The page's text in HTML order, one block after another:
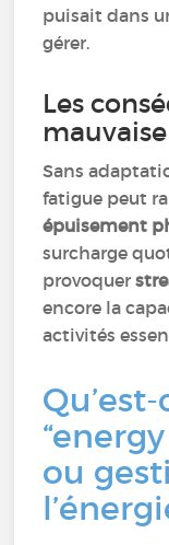
puisait dans
gérer.
Les
Sans
fatigue peut
épuisement
surcharge
provoquer
encore la
activités
ou